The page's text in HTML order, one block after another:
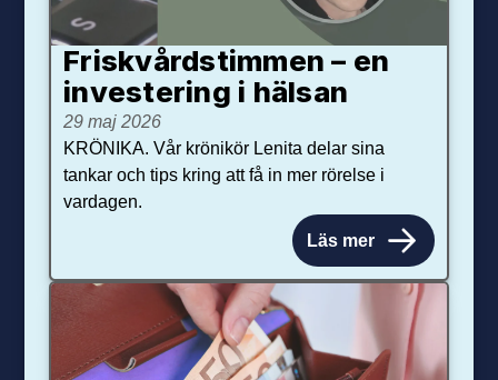
Friskvårdstimmen – en
investering i hälsan
29 maj 2026
KRÖNIKA. Vår krönikör Lenita delar sina
tankar och tips kring att få in mer rörelse i
vardagen.
Läs mer